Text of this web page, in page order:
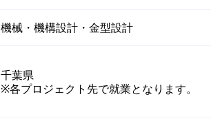
機械・機構設計・金型設計
千葉県
※各プロジェクト先で就業となります。